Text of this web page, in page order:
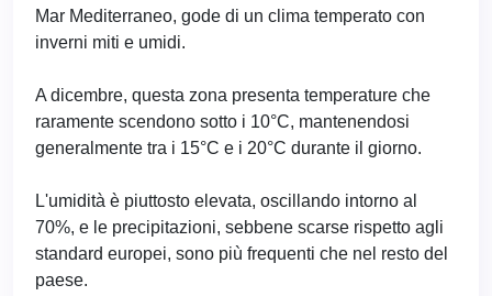
Mar Mediterraneo, gode di un clima temperato con
inverni miti e umidi.
A dicembre, questa zona presenta temperature che
raramente scendono sotto i 10°C, mantenendosi
generalmente tra i 15°C e i 20°C durante il giorno.
L'umidità è piuttosto elevata, oscillando intorno al
70%, e le precipitazioni, sebbene scarse rispetto agli
standard europei, sono più frequenti che nel resto del
paese.